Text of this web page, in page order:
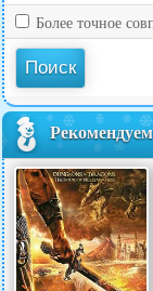
Более точное